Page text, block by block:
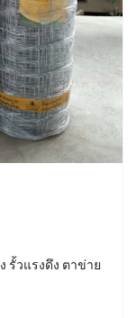
รั้วแรงดึง ตาข่าย